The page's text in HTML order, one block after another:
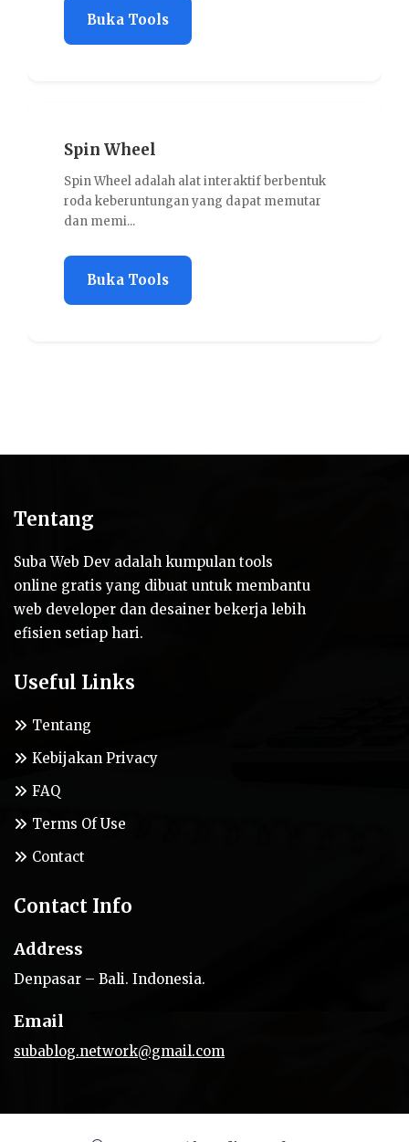
Wheel
Wheel adalah alat interaktif berbentuk
keberuntungan yang dapat memutar
Tentang
Suba Web Dev adalah kumpulan tools
online gratis yang dibuat untuk membantu
web developer dan desainer bekerja lebih
efisien setiap hari.
Useful Links
Tentang
Kebijakan Privacy
FAQ
Terms Of Use
Contact
Contact Info
Address
Denpasar – Bali. Indonesia.
Email
subablog.network@gmail.com